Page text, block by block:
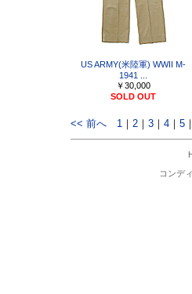
US ARMY(米陸軍) WWII M-
1941 ...
￥30,000
SOLD OUT
<< 前へ 1 ｜ 2 ｜ 3 ｜ 4 ｜ 5 ｜
コンデ